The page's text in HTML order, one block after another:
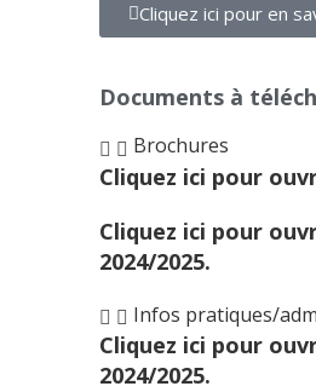
Cliquez ici pour en
Documents à
Brochures
Cliquez ici pour
Cliquez ici pour
2024/2025.
Infos pratiques/
Cliquez ici pour
2024/2025.